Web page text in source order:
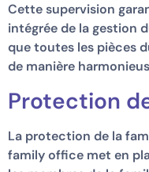
Cette supervision
intégrée de la gestion
que toutes les pièces
de manière
Protection
La protection de la
family office met en